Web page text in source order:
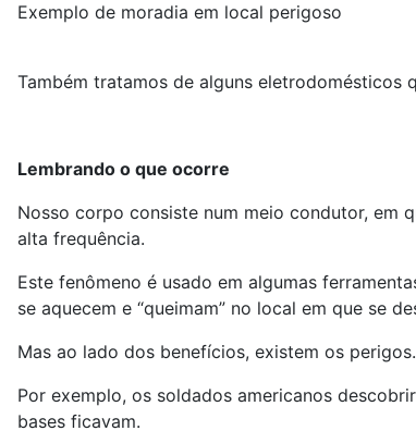
Exemplo de moradia em local perigoso
Também tratamos de alguns eletrodomésticos
Lembrando o que ocorre
Nosso corpo consiste num meio condutor, em
alta frequência.
Este fenômeno é usado em algumas
se aquecem e “queimam” no local em que se
Mas ao lado dos benefícios, existem os perigos.
Por exemplo, os soldados americanos
bases ficavam.